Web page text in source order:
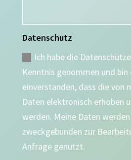
Datenschutz
Ich habe die
Kenntnis genommen und
einverstanden, dass die von
Daten elektronisch erhoben
werden. Meine Daten
zweckgebunden zur
Anfrage genutzt.